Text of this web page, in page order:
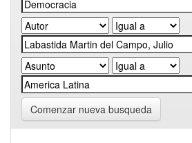
Comenzar nueva busqueda